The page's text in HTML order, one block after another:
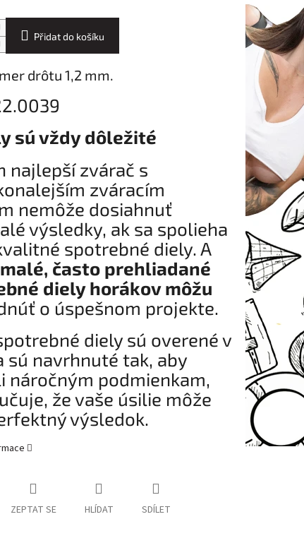
Přidat do košíku
drôtu 1,2 mm.
sú vždy dôležité
najlepší zvárač s
zváracím
nemôže dosiahnuť
výsledky, ak sa spolieha
spotrebné diely. A
malé, často prehliadané
diely horákov môžu
o úspešnom projekte.
diely sú overené v
sú navrhnuté tak, aby
náročným podmienkam,
že vaše úsilie môže
výsledok.
ZEPTAT SE HLÍDAT SDÍLET